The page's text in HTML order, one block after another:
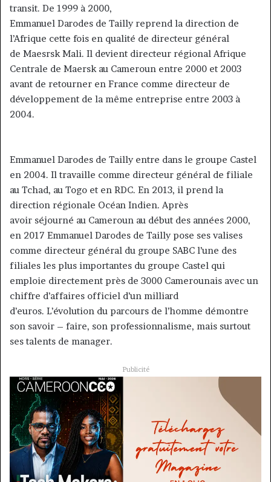
transit. De 1999 à 2000,
Emmanuel Darodes de Tailly reprend la direction de
l’Afrique cette fois en qualité de directeur général
de Maesrsk Mali. Il devient directeur régional Afrique
Centrale de Maersk au Cameroun entre 2000 et 2003
avant de retourner en France comme directeur de
développement de la même entreprise entre 2003 à
2004.
Emmanuel Darodes de Tailly entre dans le groupe Castel
en 2004. Il travaille comme directeur général de filiale
au Tchad, au Togo et en RDC. En 2013, il prend la
direction régionale Océan Indien. Après
avoir séjourné au Cameroun au début des années 2000,
en 2017 Emmanuel Darodes de Tailly pose ses valises
comme directeur général du groupe SABC l’une des
filiales les plus importantes du groupe Castel qui
emploie directement près de 3000 Camerounais avec un
chiffre d’affaires officiel d’un milliard
d’euros. L’évolution du parcours de l’homme démontre
son savoir – faire, son professionnalisme, mais surtout
ses talents de manager.
Publicité